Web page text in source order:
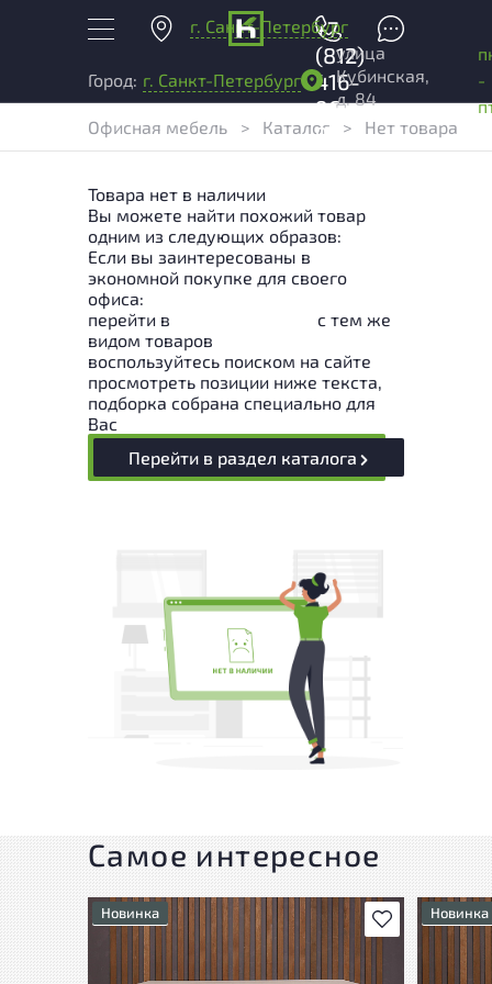
г. Санкт-Петербург
+7
(812)
416-
96-
99
Город: г. Санкт-Петербург
улица
Кубинская,
д. 84
-
Офисная мебель
> Каталог > Нет товара
Товара нет в наличии
Вы можете найти похожий товар
одним из следующих образов:
Если вы заинтересованы в
экономной покупке для своего
офиса:
перейти в
с тем же
видом товаров
воспользуйтесь поиском на сайте
просмотреть позиции ниже текста,
подборка собрана специально для
Вас
Перейти в раздел каталога
Самое интересное
В избранное
Новинка Новинка